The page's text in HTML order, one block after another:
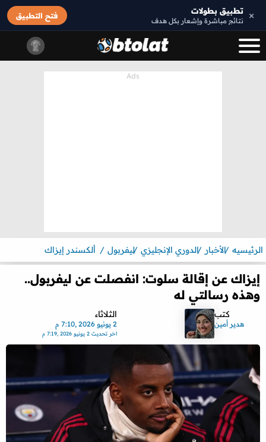
× تطبيق بطولات
نتائج مباشرة وإشعار بكل هدف
فتح التطبيق
الرئيسيه الأخبار الدوري الإنجليزي ليفربول ألكسندر إيزاك
إيزاك عن إقالة سلوت: انفصلت عن ليفربول..
وهذه رسالتي له
كتب
هدير أمين
الثلاثاء
2 يونيو 2026 ,7:10 م
اخر تحديث2 يونيو 2026 ,7:19 م